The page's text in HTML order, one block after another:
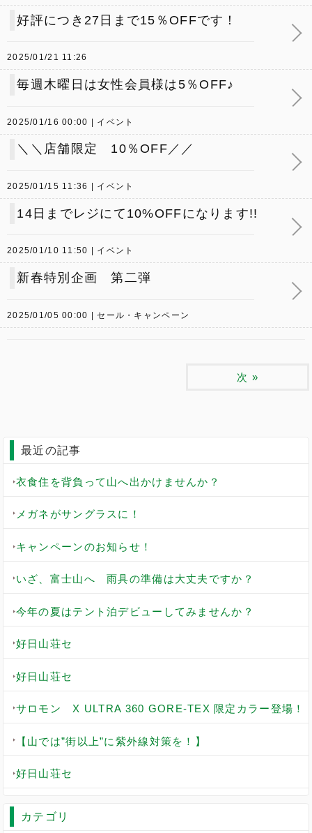
好評につき27日まで15％OFFです！
2025/01/21 11:26
毎週木曜日は女性会員様は5％OFF♪
2025/01/16 00:00 イベント
＼＼店舗限定 10％OFF／／
2025/01/15 11:36 イベント
14日までレジにて10%OFFになります!!
2025/01/10 11:50 イベント
新春特別企画 第二弾
2025/01/05 00:00 セール・キャンペーン
次 »
最近の記事
衣食住を背負って山へ出かけませんか？
メガネがサングラスに！
キャンペーンのお知らせ！
いざ、富士山へ 雨具の準備は大丈夫ですか？
今年の夏はテント泊デビューしてみませんか？
好日山荘セ
好日山荘セ
サロモン X ULTRA 360 GORE-TEX 限定カラー登場！
【山では”街以上”に紫外線対策を！】
好日山荘セ
カテゴリ